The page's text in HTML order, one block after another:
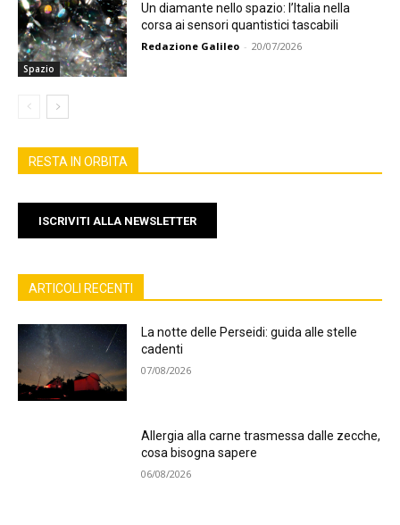
Spazio
Un diamante nello spazio: l’Italia nella
corsa ai sensori quantistici tascabili
Redazione Galileo - 20/07/2026
RESTA IN ORBITA
ISCRIVITI ALLA NEWSLETTER
ARTICOLI RECENTI
La notte delle Perseidi: guida alle stelle
cadenti
07/08/2026
Allergia alla carne trasmessa dalle zecche,
cosa bisogna sapere
06/08/2026